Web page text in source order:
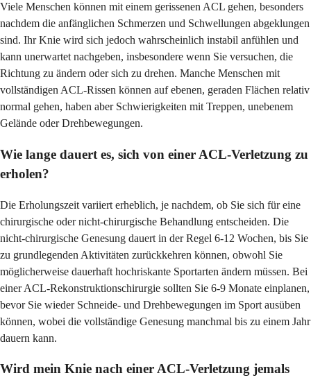
Viele Menschen können mit einem gerissenen ACL gehen, besonders
nachdem die anfänglichen Schmerzen und Schwellungen abgeklungen
sind. Ihr Knie wird sich jedoch wahrscheinlich instabil anfühlen und
kann unerwartet nachgeben, insbesondere wenn Sie versuchen, die
Richtung zu ändern oder sich zu drehen. Manche Menschen mit
vollständigen ACL-Rissen können auf ebenen, geraden Flächen relativ
normal gehen, haben aber Schwierigkeiten mit Treppen, unebenem
Gelände oder Drehbewegungen.
Wie lange dauert es, sich von einer ACL-Verletzung zu
erholen?
Die Erholungszeit variiert erheblich, je nachdem, ob Sie sich für eine
chirurgische oder nicht-chirurgische Behandlung entscheiden. Die
nicht-chirurgische Genesung dauert in der Regel 6-12 Wochen, bis Sie
zu grundlegenden Aktivitäten zurückkehren können, obwohl Sie
möglicherweise dauerhaft hochriskante Sportarten ändern müssen. Bei
einer ACL-Rekonstruktionschirurgie sollten Sie 6-9 Monate einplanen,
bevor Sie wieder Schneide- und Drehbewegungen im Sport ausüben
können, wobei die vollständige Genesung manchmal bis zu einem Jahr
dauern kann.
Wird mein Knie nach einer ACL-Verletzung jemals